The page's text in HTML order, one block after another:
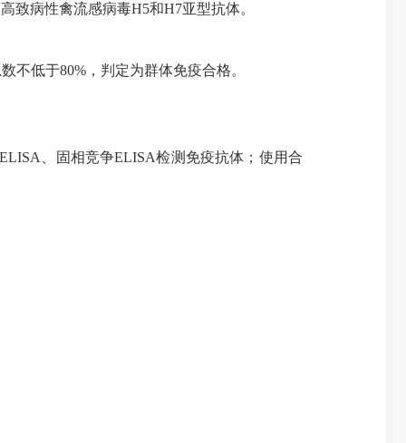
病性禽流感病毒H5和H7亚型抗体。
不低于80%，判定为群体免疫合格。
、固相竞争ELISA检测免疫抗体；使用合